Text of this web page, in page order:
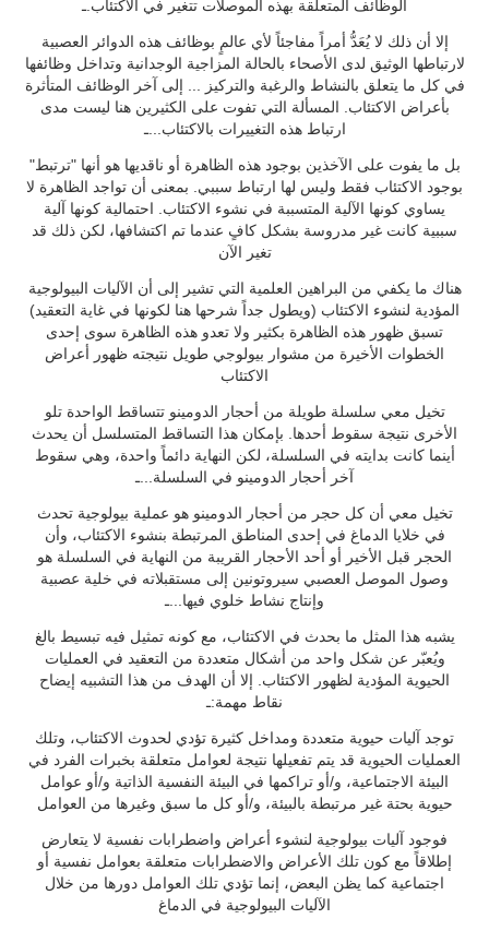
الوظائف المتعلقة بهذه الموصلات تتغير في الاكتئاب.ـ
إلا أن ذلك لا يُعَدُّ أمراً مفاجئاً لأي عالمٍ بوظائف هذه الدوائر العصبية
لارتباطها الوثيق لدى الأصحاء بالحالة المزاجية الوجدانية وتداخل وظائفها
في كل ما يتعلق بالنشاط والرغبة والتركيز ... إلى آخر الوظائف المتأثرة
بأعراض الاكتئاب. المسألة التي تفوت على الكثيرين هنا ليست مدى
ارتباط هذه التغييرات بالاكتئاب...ـ
بل ما يفوت على الآخذين بوجود هذه الظاهرة أو ناقديها هو أنها "ترتبط"
بوجود الاكتئاب فقط وليس لها ارتباط سببي. بمعنى أن تواجد الظاهرة لا
يساوي كونها الآلية المتسببة في نشوء الاكتئاب. احتمالية كونها آلية
سببية كانت غير مدروسة بشكل كافٍ عندما تم اكتشافها، لكن ذلك قد
تغير الآن
هناك ما يكفي من البراهين العلمية التي تشير إلى أن الآليات البيولوجية
المؤدية لنشوء الاكتئاب (ويطول جداً شرحها هنا لكونها في غاية التعقيد)
تسبق ظهور هذه الظاهرة بكثير ولا تعدو هذه الظاهرة سوى إحدى
الخطوات الأخيرة من مشوار بيولوجي طويل نتيجته ظهور أعراض
الاكتئاب
تخيل معي سلسلة طويلة من أحجار الدومينو تتساقط الواحدة تلو
الأخرى نتيجة سقوط أحدها. بإمكان هذا التساقط المتسلسل أن يحدث
أينما كانت بدايته في السلسلة، لكن النهاية دائماً واحدة، وهي سقوط
آخر أحجار الدومينو في السلسلة...ـ
تخيل معي أن كل حجر من أحجار الدومينو هو عملية بيولوجية تحدث
في خلايا الدماغ في إحدى المناطق المرتبطة بنشوء الاكتئاب، وأن
الحجر قبل الأخير أو أحد الأحجار القريبة من النهاية في السلسلة هو
وصول الموصل العصبي سيروتونين إلى مستقبلاته في خلية عصبية
وإنتاج نشاط خلوي فيها...ـ
يشبه هذا المثل ما بحدث في الاكتئاب، مع كونه تمثيل فيه تبسيط بالغ
ويُعبّر عن شكل واحد من أشكال متعددة من التعقيد في العمليات
الحيوية المؤدية لظهور الاكتئاب. إلا أن الهدف من هذا التشبيه إيضاح
نقاط مهمة:ـ
توجد آليات حيوية متعددة ومداخل كثيرة تؤدي لحدوث الاكتئاب، وتلك
العمليات الحيوية قد يتم تفعيلها نتيجة لعوامل متعلقة بخبرات الفرد في
البيئة الاجتماعية، و/أو تراكمها في البيئة النفسية الذاتية و/أو عوامل
حيوية بحتة غير مرتبطة بالبيئة، و/أو كل ما سبق وغيرها من العوامل
فوجود آليات بيولوجية لنشوء أعراض واضطرابات نفسية لا يتعارض
إطلاقاً مع كون تلك الأعراض والاضطرابات متعلقة بعوامل نفسية أو
اجتماعية كما يظن البعض، إنما تؤدي تلك العوامل دورها من خلال
الآليات البيولوجية في الدماغ